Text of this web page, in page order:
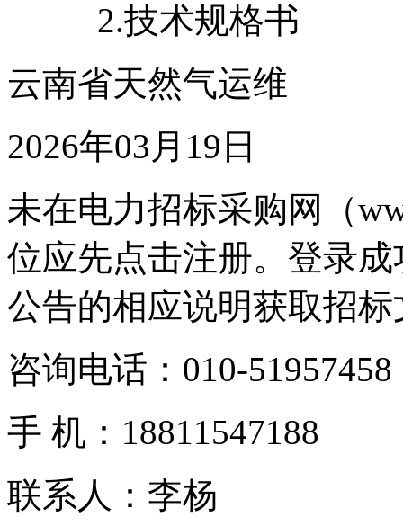
2.技术规格书
云南省天然气运维
2026年03月19日
未在电力招标采购网（
位应先点击注册。登录
公告的相应说明获取招标
咨询电话：010-51957458
手 机：18811547188
联系人：李杨